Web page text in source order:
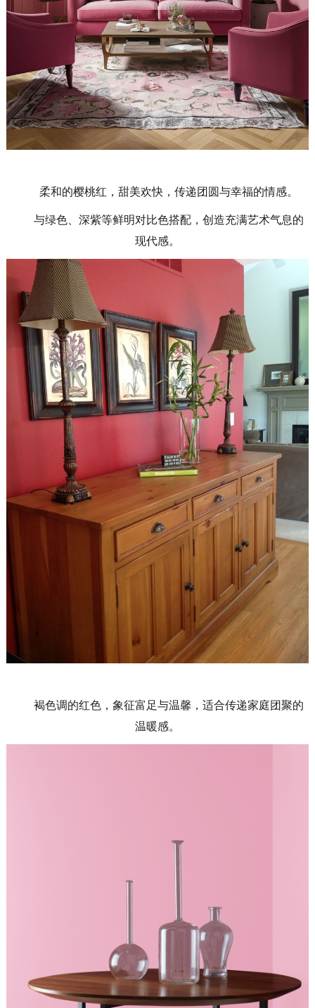
柔和的樱桃红，甜美欢快，传递团圆与幸福的情感。
与绿色、深紫等鲜明对比色搭配，创造充满艺术气息的
现代感。
褐色调的红色，象征富足与温馨，适合传递家庭团聚的
温暖感。